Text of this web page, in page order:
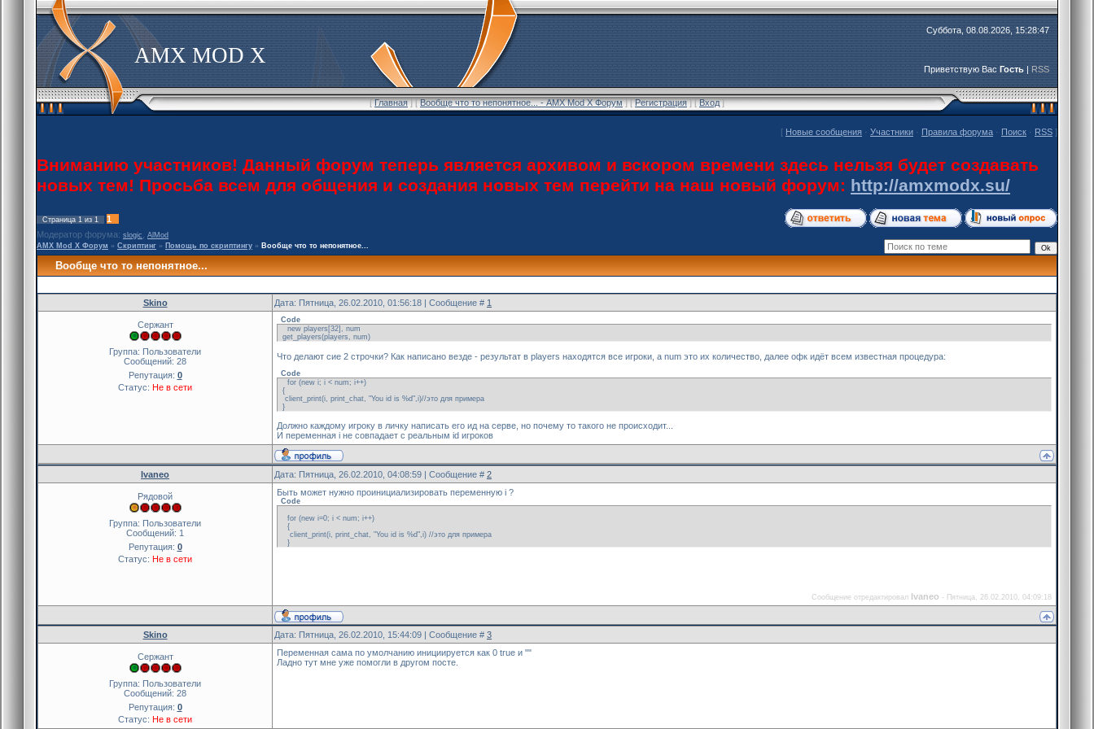
AMX MOD X
Суббота, 08.08.2026, 15:28:47
Приветствую Вас Гость|RSS
[Главная] [Вообще что то непонятное... - AMX Mod X Форум] [Регистрация] [Вход]
[ Новые сообщения · Участники · Правила форума · Поиск · RSS ]
Вниманию участников! Данный форум теперь является архивом и вскором времени здесь нельзя будет создавать
новых тем! Просьба всем для общения и создания новых тем перейти на наш новый форум: http://amxmodx.su/
Страница 1 из 1
1
Модератор форума: slogic
AlMod
AMX Mod X Форум » Скриптинг » Помощь по скриптингу » Вообще что то непонятное...
Вообще что то непонятное...
Skino Дата: Пятница, 26.02.2010, 01:56:18 | Сообщение # 1
Сержант
Группа: Пользователи
Сообщений: 28
Репутация: 0
Статус: Не в сети
Code
new players[32], num
get_players(players, num)
Что делают сие 2 строчки? Как написано везде - результат в players находятся все игроки, а num это их количество, далее офк идёт всем известная процедура:
Code
for (new i; i < num; i++)
{
client_print(i, print_chat, "You id is %d",i)//это для примера
}
Должно каждому игроку в личку написать его ид на серве, но почему то такого не происходит...
И переменная i не совпадает с реальным id игроков
Ivaneo Дата: Пятница, 26.02.2010, 04:08:59 | Сообщение # 2
Рядовой
Группа: Пользователи
Сообщений: 1
Репутация: 0
Статус: Не в сети
Быть может нужно проинициализировать переменную i ?
Code
for (new i=0; i < num; i++)
{
client_print(i, print_chat, "You id is %d",i) //это для примера
}
Сообщение отредактировал Ivaneo - Пятница, 26.02.2010, 04:09:18
Skino Дата: Пятница, 26.02.2010, 15:44:09 | Сообщение # 3
Сержант
Группа: Пользователи
Сообщений: 28
Репутация: 0
Статус: Не в сети
Переменная сама по умолчанию инициируется как 0 true и ""
Ладно тут мне уже помогли в другом посте.